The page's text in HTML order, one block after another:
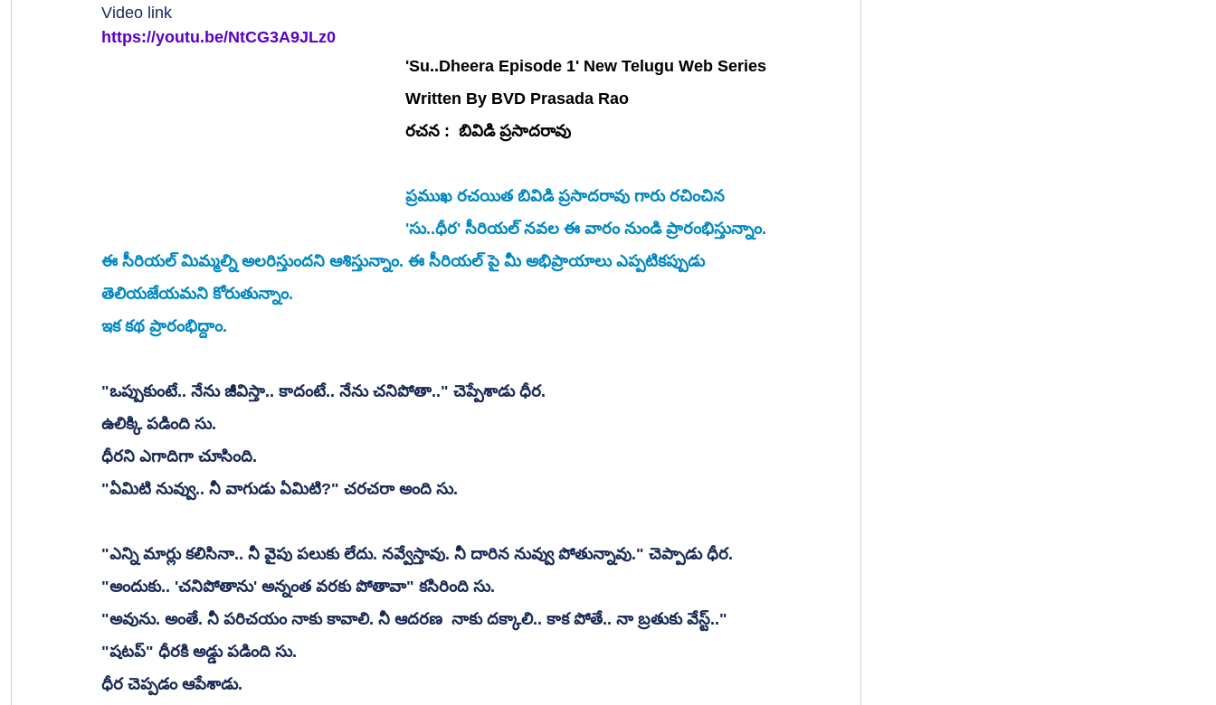
Video link
https://youtu.be/NtCG3A9JLz0
'Su..Dheera Episode 1' New Telugu Web Series
Written By BVD Prasada Rao
రచన :  బివిడి ప్రసాదరావు
ప్రముఖ రచయిత బివిడి ప్రసాదరావు గారు రచించిన
'సు..ధీర' సీరియల్ నవల ఈ వారం నుండి ప్రారంభిస్తున్నాం.
ఈ సీరియల్ మిమ్మల్ని అలరిస్తుందని ఆశిస్తున్నాం. ఈ సీరియల్ పై మీ అభిప్రాయాలు ఎప్పటికప్పుడు
తెలియజేయమని కోరుతున్నాం.
ఇక కథ ప్రారంభిద్దాం.
"ఒప్పుకుంటే.. నేను జీవిస్తా.. కాదంటే.. నేను చనిపోతా.." చెప్పేశాడు ధీర.
ఉలిక్కి పడింది సు.
ధీరని ఎగాదిగా చూసింది.
"ఏమిటి నువ్వు.. నీ వాగుడు ఏమిటి?" చరచరా అంది సు.
"ఎన్ని మార్లు కలిసినా.. నీ వైపు పలుకు లేదు. నవ్వేస్తావు. నీ దారిన నువ్వు పోతున్నావు." చెప్పాడు ధీర.
"అందుకు.. 'చనిపోతాను' అన్నంత వరకు పోతావా" కసిరింది సు.
"అవును. అంతే. నీ పరిచయం నాకు కావాలి. నీ ఆదరణ  నాకు దక్కాలి.. కాక పోతే.. నా బ్రతుకు వేస్ట్.."
"షటప్" ధీరకి అడ్డు పడింది సు.
ధీర చెప్పడం ఆపేశాడు.